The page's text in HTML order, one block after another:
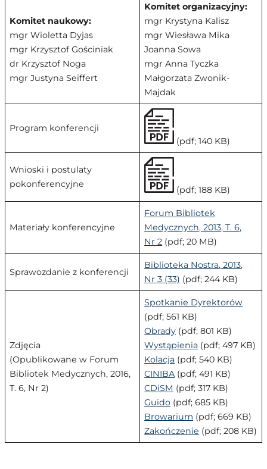
Komitet naukowy:
mgr Wioletta Dyjas
mgr Krzysztof Gościniak
dr Krzysztof Noga
mgr Justyna Seiffert
Komitet organizacyjny:
mgr Krystyna Kalisz
mgr Wiesława Mika
Joanna Sowa
mgr Anna Tyczka
Małgorzata Zwonik-
Majdak
Program konferencji
(pdf; 140 KB)
Wnioski i postulaty
pokonferencyjne
(pdf; 188 KB)
Materiały konferencyjne
Forum Bibliotek
Medycznych, 2013, T. 6,
Nr 2 (pdf; 20 MB)
Sprawozdanie z konferencji
Biblioteka Nostra, 2013,
Nr 3 (33) (pdf; 244 KB)
Zdjęcia
(Opublikowane w Forum
Bibliotek Medycznych, 2016,
T. 6, Nr 2)
Spotkanie Dyrektorów
(pdf; 561 KB)
Obrady (pdf; 801 KB)
Wystąpienia (pdf; 497 KB)
Kolacja (pdf; 540 KB)
CINIBA (pdf; 491 KB)
CDiSM (pdf; 317 KB)
Guido (pdf; 685 KB)
Browarium (pdf; 669 KB)
Zakończenie (pdf; 208 KB)